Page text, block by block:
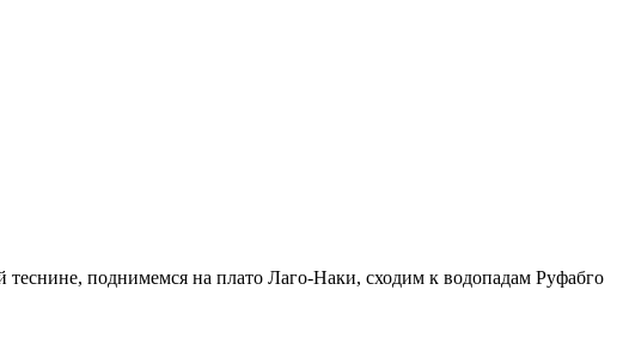
поднимемся на плато Лаго-Наки, сходим к водопадам Руфабго